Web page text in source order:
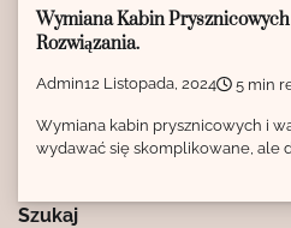
Wymiana Kabin
Rozwiązania.
Admin12 Listopada, 2024 5 min
Wymiana kabin prysznicowych i
wydawać się skomplikowane, ale
Szukaj